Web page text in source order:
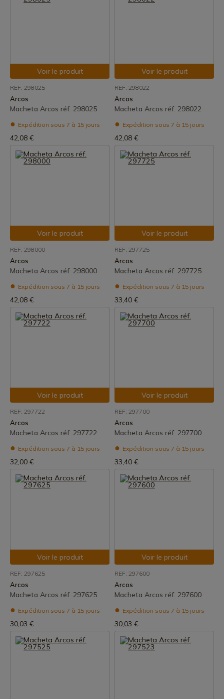
Voir le produit
REF: 298025
Arcos
Macheta Arcos réf. 298025
Expédition sous 7 à 15 jours
42,08 €
Voir le produit
REF: 298022
Arcos
Macheta Arcos réf. 298022
Expédition sous 7 à 15 jours
42,08 €
Voir le produit
REF: 298000
Arcos
Macheta Arcos réf. 298000
Expédition sous 7 à 15 jours
42,08 €
Voir le produit
REF: 297725
Arcos
Macheta Arcos réf. 297725
Expédition sous 7 à 15 jours
33,40 €
Voir le produit
REF: 297722
Arcos
Macheta Arcos réf. 297722
Expédition sous 7 à 15 jours
32,00 €
Voir le produit
REF: 297700
Arcos
Macheta Arcos réf. 297700
Expédition sous 7 à 15 jours
33,40 €
Voir le produit
REF: 297625
Arcos
Macheta Arcos réf. 297625
Expédition sous 7 à 15 jours
30,03 €
Voir le produit
REF: 297600
Arcos
Macheta Arcos réf. 297600
Expédition sous 7 à 15 jours
30,03 €